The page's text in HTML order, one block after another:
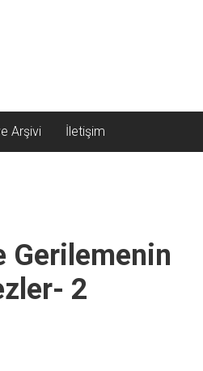
Arşivi İletişim
Gerilemenin
2